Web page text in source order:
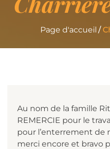
Page d'accueil
Au nom de la famille
REMERCIE pour le
pour l’enterrement de
merci encore et bravo